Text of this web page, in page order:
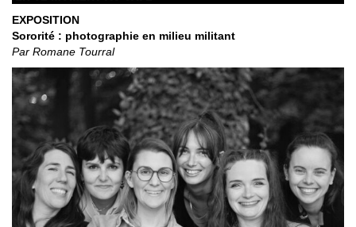
EXPOSITION
Sororité : photographie en milieu militant
Par Romane Tourral